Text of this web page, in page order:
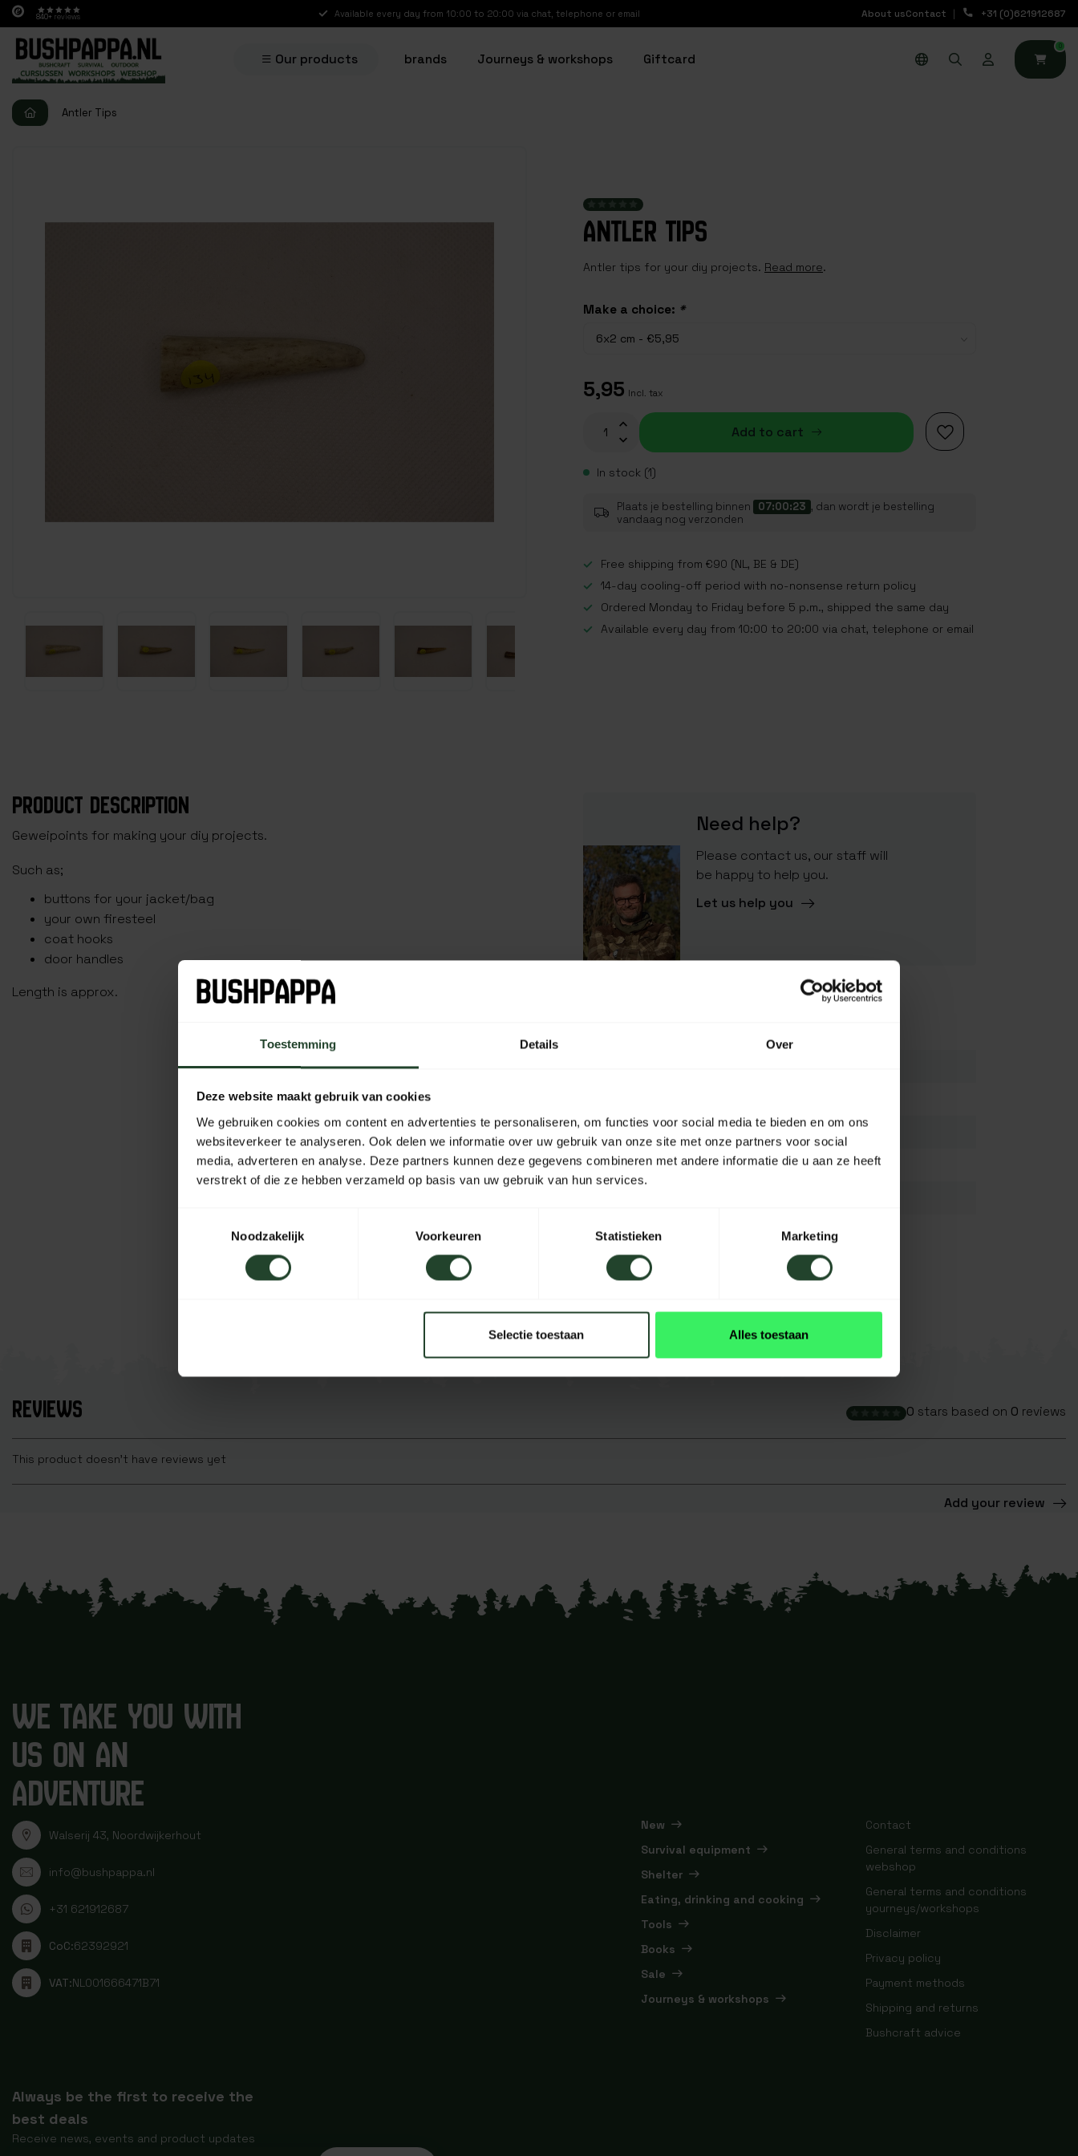
Toestemming Details Over
Deze website maakt gebruik van cookies
We gebruiken cookies om content en advertenties te personaliseren, om functies voor social media te bieden en om ons
websiteverkeer te analyseren. Ook delen we informatie over uw gebruik van onze site met onze partners voor social
media, adverteren en analyse. Deze partners kunnen deze gegevens combineren met andere informatie die u aan ze heeft
verstrekt of die ze hebben verzameld op basis van uw gebruik van hun services.
Noodzakelijk
Voorkeuren Statistieken Marketing
Selectie toestaan Alles toestaan
840+ reviews Available every day from 10:00 to 20:00 via chat, telephone or email About usContact +31 (0)621912687
Our products brands Journeys & workshops Giftcard
0
Antler Tips
ANTLER TIPS
Antler tips for your diy projects. Read more.
Make a choice: *
5,95 Incl. tax
Add to cart
In stock (1)
Plaats je bestelling binnen 07:00:23 , dan wordt je bestelling
vandaag nog verzonden
Free shipping from €90 (NL, BE & DE)
14-day cooling-off period with no-nonsense return policy
Ordered Monday to Friday before 5 p.m., shipped the same day
Available every day from 10:00 to 20:00 via chat, telephone or email
PRODUCT DESCRIPTION
Geweipoints for making your diy projects.
Such as;
buttons for your jacket/bag
your own firesteel
coat hooks
door handles
Length is approx.
Need help?
Please contact us, our staff will
be happy to help you.
Let us help you
Length N.A/
Width N.A/
Capacity
Color View all
REVIEWS 0 stars based on 0 reviews
This product doesn't have reviews yet
Add your review
WE TAKE YOU WITH
US ON AN
ADVENTURE
Walserij 43, Noordwijkerhout
info@bushpappa.nl
+31 621912687
CoC:62392921
VAT:NL001666471B71
New
Survival equipment
Shelter
Eating, drinking and cooking
Tools
Books
Sale
Journeys & workshops
Contact
General terms and conditions
webshop
General terms and conditions
yourneys/workshops
Disclaimer
Privacy policy
Payment methods
Shipping and returns
Bushcraft advice
Always be the first to receive the
best deals
Receive news, events and product updates